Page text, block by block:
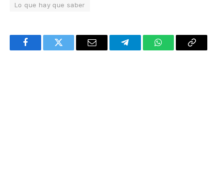
Lo que hay que saber
FacebookTwitter Email TelegramWhatsAppCopy